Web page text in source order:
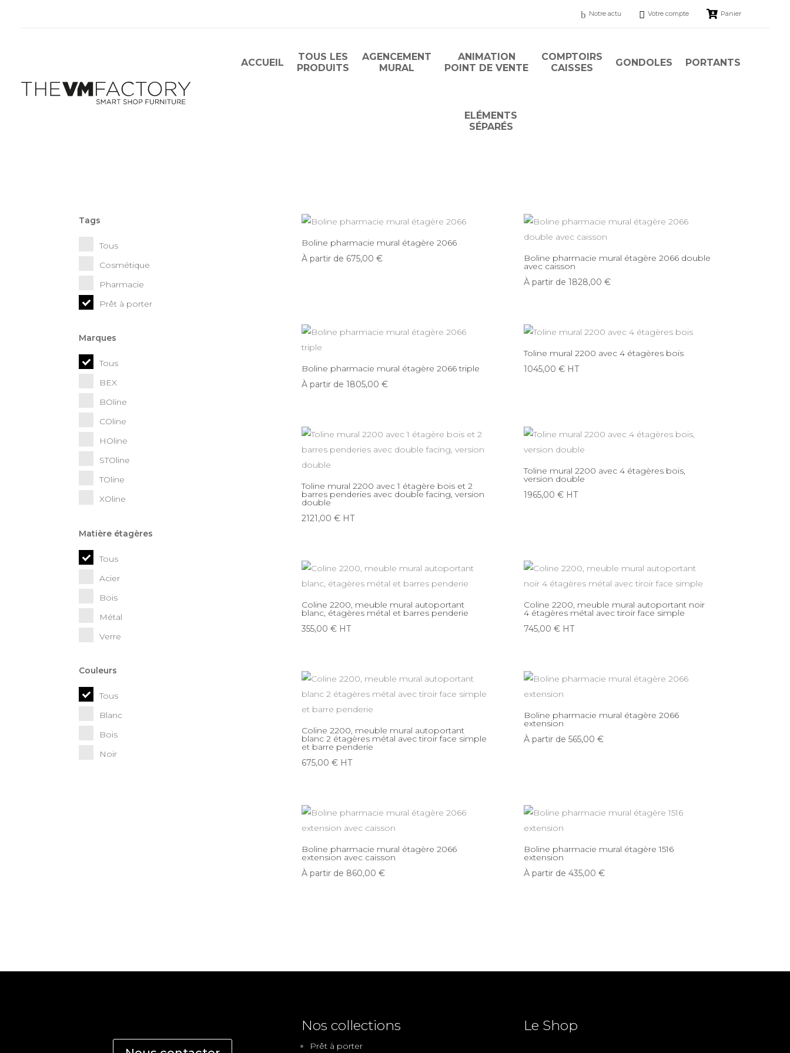
b Notre actu  Votre compte  Panier
ACCUEIL
TOUS LES
PRODUITS
AGENCEMENT
MURAL
ANIMATION
POINT DE VENTE
COMPTOIRS
CAISSES
GONDOLES PORTANTS
ELÉMENTS
SÉPARÉS
Tags
Tous
Cosmétique
Pharmacie
Prêt à porter
Marques
Tous
BEX
BOline
COline
HOline
STOline
TOline
XOline
Matière étagères
Tous
Acier
Bois
Métal
Verre
Couleurs
Tous
Blanc
Bois
Noir
Boline pharmacie mural étagère 2066
À partir de 675,00 € Boline pharmacie mural étagère 2066 double
avec caisson
À partir de 1828,00 €
Boline pharmacie mural étagère 2066 triple
À partir de 1805,00 €
Toline mural 2200 avec 4 étagères bois
1045,00 € HT
Toline mural 2200 avec 1 étagère bois et 2
barres penderies avec double facing, version
double
2121,00 € HT
Toline mural 2200 avec 4 étagères bois,
version double
1965,00 € HT
Coline 2200, meuble mural autoportant
blanc, étagères métal et barres penderie
355,00 € HT
Coline 2200, meuble mural autoportant noir
4 étagères métal avec tiroir face simple
745,00 € HT
Coline 2200, meuble mural autoportant
blanc 2 étagères métal avec tiroir face simple
et barre penderie
675,00 € HT
Boline pharmacie mural étagère 2066
extension
À partir de 565,00 €
Boline pharmacie mural étagère 2066
extension avec caisson
À partir de 860,00 €
Boline pharmacie mural étagère 1516
extension
À partir de 435,00 €
Nos collections
Prêt à porter
Le Shop